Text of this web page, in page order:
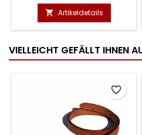
 Artikeldetails
VIELLEICHT GEFÄLLT IHNEN
favorite_border